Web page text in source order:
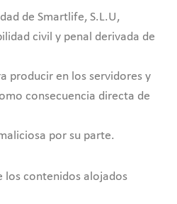
de Smartlife, S.L.U,
civil y penal derivada de
producir en los servidores y
consecuencia directa de
por su parte.
los contenidos alojados